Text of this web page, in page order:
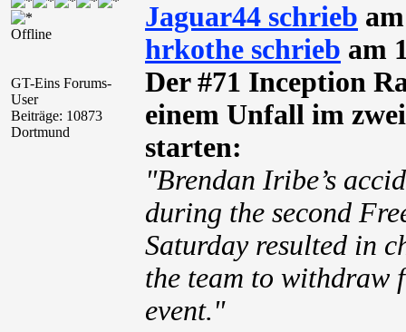
Offline
GT-Eins Forums-
User
Beiträge: 10873
Dortmund
Jaguar44 schrieb
hrkothe schrieb am
Der #71 Inception
einem Unfall im
starten:
"Brendan Iribe’s
during the second
Saturday resulted in
the team to withdraw
event."